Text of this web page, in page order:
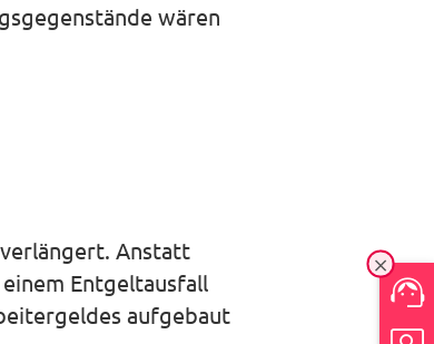
Ein-/
wären
Anstatt
Entgeltausfall
aufgebaut